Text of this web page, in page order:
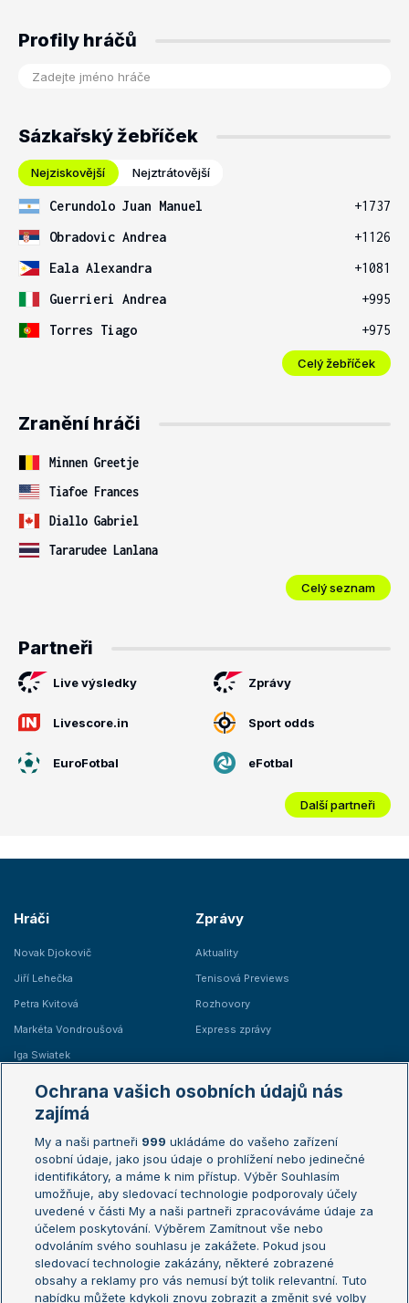
Profily hráčů
Sázkařský žebříček
Nejziskovější Nejztrátovější
Cerundolo Juan Manuel
+1737
Obradovic Andrea
+1126
Eala Alexandra
+1081
Guerrieri Andrea
+995
Torres Tiago
+975
Celý žebříček
Zranění hráči
Minnen Greetje
Tiafoe Frances
Diallo Gabriel
Tararudee Lanlana
Celý seznam
Partneři
Live výsledky Zprávy
Livescore.in Sport odds
EuroFotbal eFotbal
Další partneři
Hráči
Novak Djokovič
Jiří Lehečka
Petra Kvitová
Markéta Vondroušová
Iga Swiatek
Zprávy
Aktuality
Tenisová Previews
Rozhovory
Express zprávy
Žebříčky
Žebříček ATP (muži)
Žebříček WTA (ženy)
Sázkařský žebříček
Australian Open
French Open
Wimbledon
US Open
Turnaj mistrů
Turnaj mistryň
Aktualní trendy
Ochrana vašich osobních údajů nás
zajímá
My a naši partneři 999 ukládáme do vašeho zařízení
osobní údaje, jako jsou údaje o prohlížení nebo jedinečné
identifikátory, a máme k nim přístup. Výběr Souhlasím
umožňuje, aby sledovací technologie podporovaly účely
uvedené v části My a naši partneři zpracováváme údaje za
účelem poskytování. Výběrem Zamítnout vše nebo
odvoláním svého souhlasu je zakážete. Pokud jsou
sledovací technologie zakázány, některé zobrazené
obsahy a reklamy pro vás nemusí být tolik relevantní. Tuto
nabídku můžete kdykoli znovu zobrazit a změnit své volby